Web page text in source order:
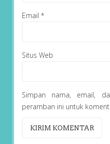
Email *
Situs Web
Simpan nama, email,
peramban ini untuk